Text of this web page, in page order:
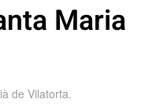
Maria
de Vilatorta.